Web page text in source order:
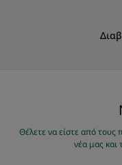
Θέλετε να είστε από τους
νέα μας και